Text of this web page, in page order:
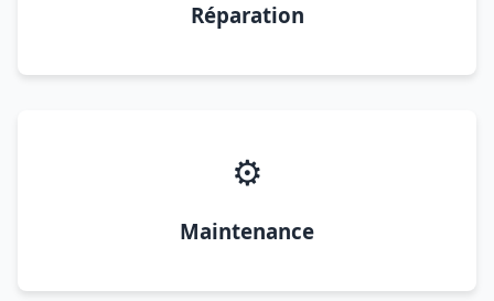
Réparation
⚙️
Maintenance